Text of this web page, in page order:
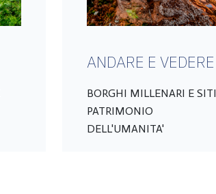
ANDARE E VEDERE
BORGHI MILLENARI E SITI
PATRIMONIO
DELL'UMANITA'